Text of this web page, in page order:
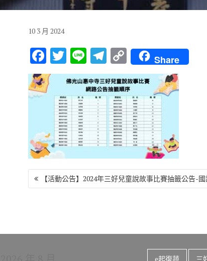
10 3 月 2024
F
ac
e
o
o
k
T
w
it
te
r
Li
n
e
T
el
e
gr
a
m
C
o
p
y
Li
n
k
Share
文
章
【活動公告】2024年三好兒童說故事比賽抽籤公告-
e起復蔬 三